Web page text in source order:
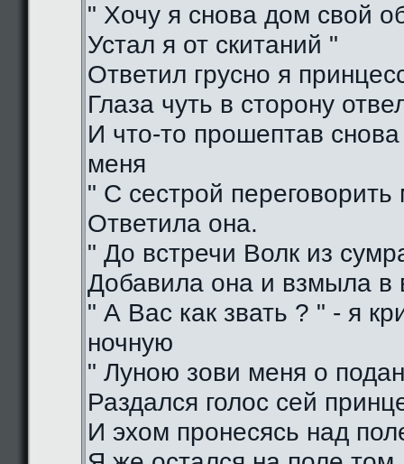
" Хочу я снова дом свой
Устал я от скитаний "
Ответил грусно я
Глаза чуть в сторону
И что-то прошептав
меня
" С сестрой
Ответила она.
" До встречи Волк из
Добавила она и взмыла в
" А Вас как звать ? " - я
ночную
" Луною зови меня о
Раздался голос сей
И эхом пронесясь над